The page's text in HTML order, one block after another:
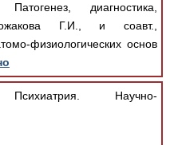
Патогенез, диагностика,
Г.И., и соавт.,
физиологических основ
Научно-